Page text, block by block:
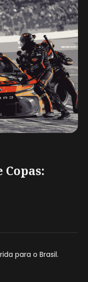
Copas:
para o Brasil.